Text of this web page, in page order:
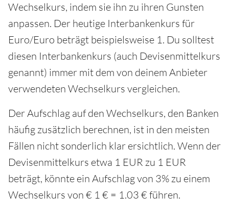
Wechselkurs, indem sie ihn zu ihren Gunsten
anpassen. Der heutige Interbankenkurs für
Euro/Euro beträgt beispielsweise 1. Du solltest
diesen Interbankenkurs (auch Devisenmittelkurs
genannt) immer mit dem von deinem Anbieter
verwendeten Wechselkurs vergleichen.
Der Aufschlag auf den Wechselkurs, den Banken
häufig zusätzlich berechnen, ist in den meisten
Fällen nicht sonderlich klar ersichtlich. Wenn der
Devisenmittelkurs etwa 1 EUR zu 1 EUR
beträgt, könnte ein Aufschlag von 3% zu einem
Wechselkurs von € 1 € = 1.03 € führen.